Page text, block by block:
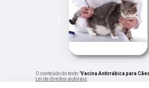
O conteúdo do texto "Vacina Antirrábica para
Lei de direitos autorais.